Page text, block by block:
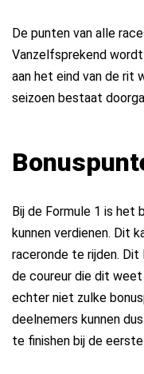
De punten van alle
Vanzelfsprekend
aan het eind van de rit
seizoen bestaat
Bij de Formule 1 is het
kunnen verdienen. Dit
raceronde te rijden.
de coureur die dit
echter niet zulke
deelnemers kunnen
te finishen bij de